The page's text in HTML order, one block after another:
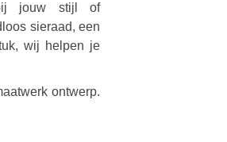
jouw stijl of
sieraad, een
wij helpen je
ontwerp.